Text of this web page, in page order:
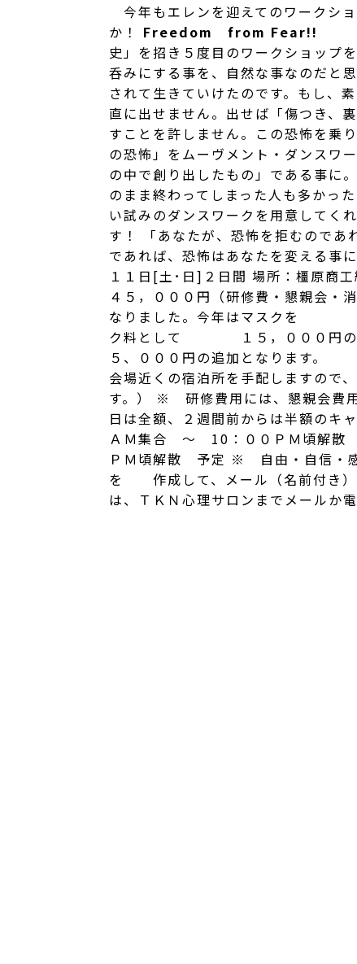
今年もエレンを迎えてのワークシ
か！ Freedom from Fear!!
史」を招き５度目のワークショップ
呑みにする事を、自然な事なのだと
されて生きていけたのです。もし、
直に出せません。出せば「傷つき、
すことを許しません。この恐怖を乗
の恐怖」をムーヴメント・ダンスワ
の中で創り出したもの」である事に
のまま終わってしまった人も多かっ
い試みのダンスワークを用意して
す！ 「あなたが、恐怖を拒むのであ
であれば、恐怖はあなたを変える事
１１日[土･日]２日間 場所：橿原商
４５，０００円（研修費・懇親会・
なりました。今年はマスクを ２
ク料として １５，０００円の
５、０００円の追加となります
会場近くの宿泊所を手配しますの
す。） ※ 研修費用には、懇親会費
日は全額、２週間前からは半額の
ＡＭ集合 ～ 10：００ＰＭ頃解
ＰＭ頃解散 予定 ※ 自由・自信・感
を 作成して、メール（名前付き）
は、ＴＫＮ心理サロンまでメールか